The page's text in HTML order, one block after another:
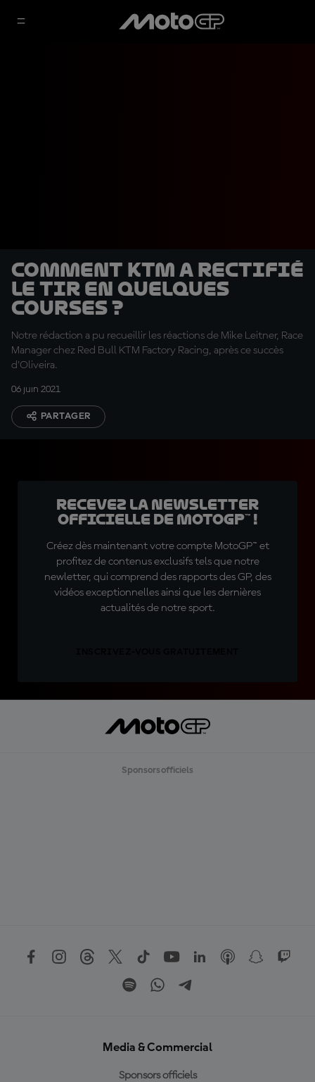
Comment KTM a rectifié
le tir en quelques
courses ?
Notre rédaction a pu recueillir les réactions de Mike Leitner, Race
Manager chez Red Bull KTM Factory Racing, après ce succès
d'Oliveira.
06 juin 2021
PARTAGER
Recevez la Newsletter
officielle de MotoGP™ !
Créez dès maintenant votre compte MotoGP™ et
profitez de contenus exclusifs tels que notre
newletter, qui comprend des rapports des GP, des
vidéos exceptionnelles ainsi que les dernières
actualités de notre sport.
Sponsors officiels
Media & Commercial
Sponsors officiels